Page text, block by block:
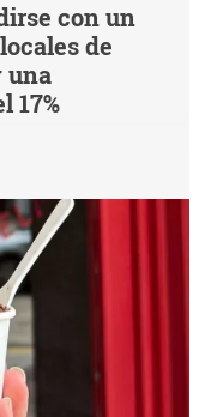
con un
de
una
17%